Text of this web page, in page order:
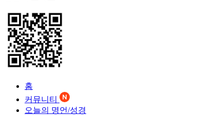
홈
커뮤니티
오늘의 명언/성경